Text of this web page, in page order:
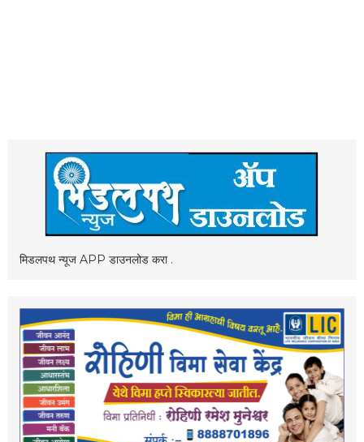
मिडलपथ न्यूज APP डाउनलोड करा .